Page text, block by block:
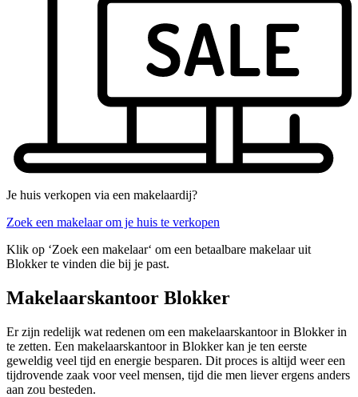
Je huis verkopen via een makelaardij?
Zoek een makelaar om je huis te verkopen
Klik op ‘Zoek een makelaar‘ om een betaalbare makelaar uit
Blokker te vinden die bij je past.
Makelaarskantoor Blokker
Er zijn redelijk wat redenen om een makelaarskantoor in Blokker in
te zetten. Een makelaarskantoor in Blokker kan je ten eerste
geweldig veel tijd en energie besparen. Dit proces is altijd weer een
tijdrovende zaak voor veel mensen, tijd die men liever ergens anders
aan zou besteden.